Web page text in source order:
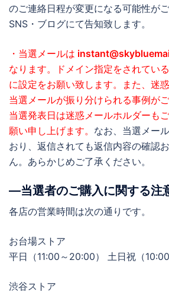
のご連絡日程が変更になる可能性が
SNS・ブログにて告知致します。
・当選メールは
なります。ドメイン指定をされてい
に設定をお願い致します。また、迷
当選メールが振り分けられる事例が
当選発表日は迷惑メールホルダーも
願い申し上げます。 なお、当選メー
おり、返信されても返信内容の確認
ん。あらかじめご了承ください。
―当選者のご購入に関する注
各店の営業時間は次の通りです。
お台場ストア
平日（11:00～20:00） 土日祝（10:00
渋谷ストア